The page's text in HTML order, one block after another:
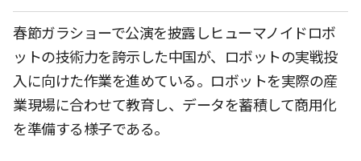
春節ガラショーで公演を披露しヒューマノイドロボ
ットの技術力を誇示した中国が、ロボットの実戦投
入に向けた作業を進めている。ロボットを実際の産
業現場に合わせて教育し、データを蓄積して商用化
を準備する様子である。